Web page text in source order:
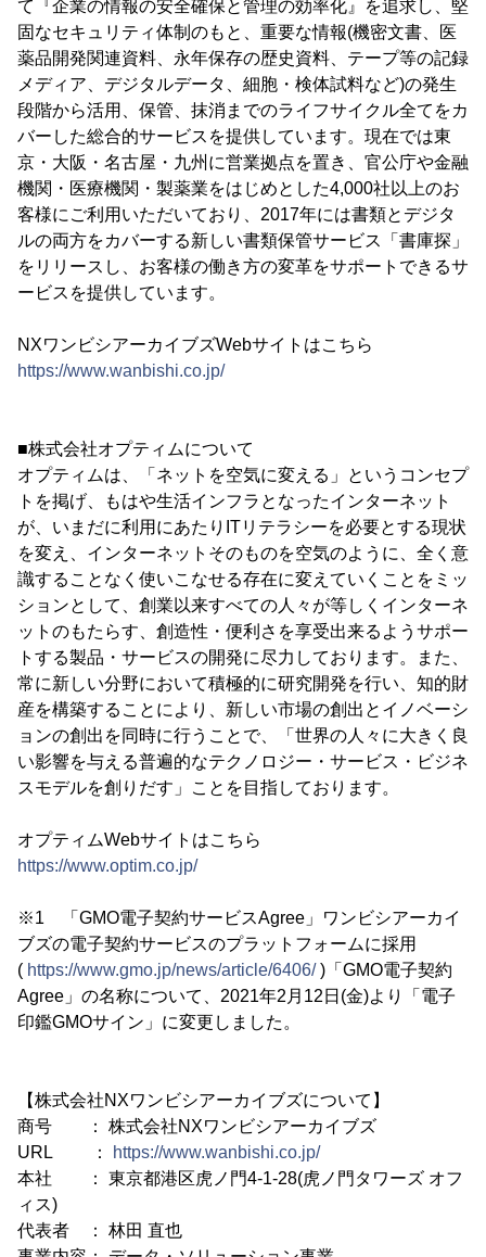
て『企業の情報の安全確保と管理の効率化』を追求し、堅
固なセキュリティ体制のもと、重要な情報(機密文書、医
薬品開発関連資料、永年保存の歴史資料、テープ等の記録
メディア、デジタルデータ、細胞・検体試料など)の発生
段階から活用、保管、抹消までのライフサイクル全てをカ
バーした総合的サービスを提供しています。現在では東
京・大阪・名古屋・九州に営業拠点を置き、官公庁や金融
機関・医療機関・製薬業をはじめとした4,000社以上のお
客様にご利用いただいており、2017年には書類とデジタ
ルの両方をカバーする新しい書類保管サービス「書庫探」
をリリースし、お客様の働き方の変革をサポートできるサ
ービスを提供しています。
NXワンビシアーカイブズWebサイトはこちら
https://www.wanbishi.co.jp/
■株式会社オプティムについて
オプティムは、「ネットを空気に変える」というコンセプ
トを掲げ、もはや生活インフラとなったインターネット
が、いまだに利用にあたりITリテラシーを必要とする現状
を変え、インターネットそのものを空気のように、全く意
識することなく使いこなせる存在に変えていくことをミッ
ションとして、創業以来すべての人々が等しくインターネ
ットのもたらす、創造性・便利さを享受出来るようサポー
トする製品・サービスの開発に尽力しております。また、
常に新しい分野において積極的に研究開発を行い、知的財
産を構築することにより、新しい市場の創出とイノベーシ
ョンの創出を同時に行うことで、「世界の人々に大きく良
い影響を与える普遍的なテクノロジー・サービス・ビジネ
スモデルを創りだす」ことを目指しております。
オプティムWebサイトはこちら
https://www.optim.co.jp/
※1 「GMO電子契約サービスAgree」ワンビシアーカイ
ブズの電子契約サービスのプラットフォームに採用
( https://www.gmo.jp/news/article/6406/)「GMO電子契約
Agree」の名称について、2021年2月12日(金)より「電子
印鑑GMOサイン」に変更しました。
【株式会社NXワンビシアーカイブズについて】
商号 ： 株式会社NXワンビシアーカイブズ
URL ：
https://www.wanbishi.co.jp/
本社 ： 東京都港区虎ノ門4-1-28(虎ノ門タワーズ オフ
ィス)
代表者 ： 林田 直也